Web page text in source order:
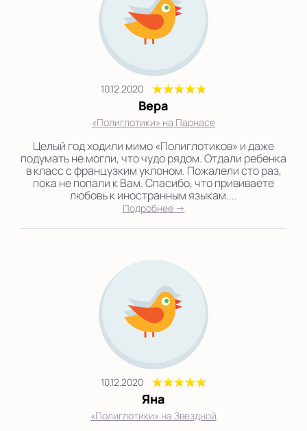
10.12.2020
Вера
«Полиглотики» на Парнасе
Целый год ходили мимо «Полиглотиков» и даже
подумать не могли, что чудо рядом. Отдали ребенка
в класс с французким уклоном. Пожалели сто раз,
пока не попали к Вам. Спасибо, что прививаете
любовь к иностранным языкам....
Подробнее →
10.12.2020
Яна
«Полиглотики» на Звездной